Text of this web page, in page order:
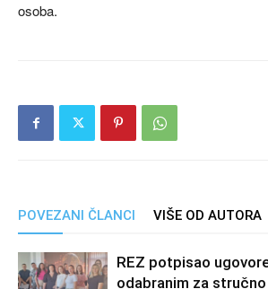
osoba.
POVEZANI ČLANCI VIŠE OD AUTORA
REZ potpisao
odabranim za